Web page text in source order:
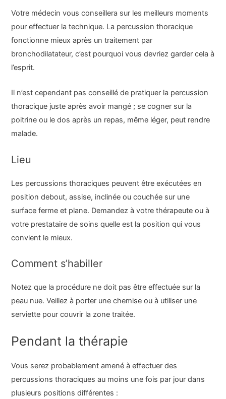
Votre médecin vous conseillera sur les meilleurs moments
pour effectuer la technique. La percussion thoracique
fonctionne mieux après un traitement par
bronchodilatateur, c’est pourquoi vous devriez garder cela à
l’esprit.
Il n’est cependant pas conseillé de pratiquer la percussion
thoracique juste après avoir mangé ; se cogner sur la
poitrine ou le dos après un repas, même léger, peut rendre
malade.
Lieu
Les percussions thoraciques peuvent être exécutées en
position debout, assise, inclinée ou couchée sur une
surface ferme et plane. Demandez à votre thérapeute ou à
votre prestataire de soins quelle est la position qui vous
convient le mieux.
Comment s’habiller
Notez que la procédure ne doit pas être effectuée sur la
peau nue. Veillez à porter une chemise ou à utiliser une
serviette pour couvrir la zone traitée.
Pendant la thérapie
Vous serez probablement amené à effectuer des
percussions thoraciques au moins une fois par jour dans
plusieurs positions différentes :